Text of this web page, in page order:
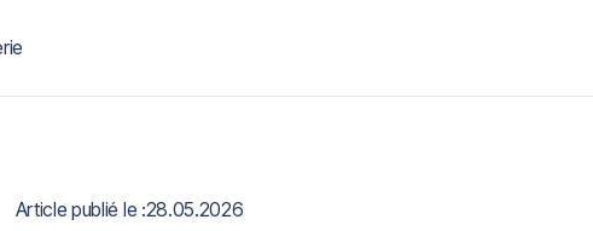
Article publié le :28.05.2026